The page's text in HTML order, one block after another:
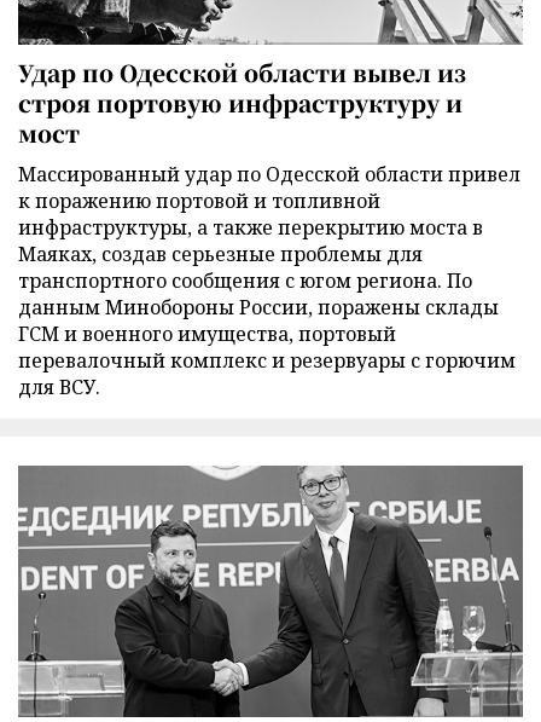
Удар по Одесской области вывел из
строя портовую инфраструктуру и
мост
Массированный удар по Одесской области привел
к поражению портовой и топливной
инфраструктуры, а также перекрытию моста в
Маяках, создав серьезные проблемы для
транспортного сообщения с югом региона. По
данным Минобороны России, поражены склады
ГСМ и военного имущества, портовый
перевалочный комплекс и резервуары с горючим
для ВСУ.